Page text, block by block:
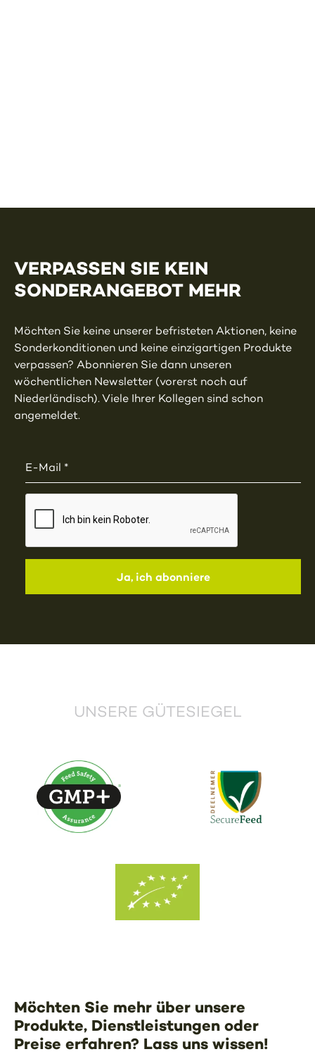
VERPASSEN SIE KEIN
SONDERANGEBOT MEHR
Möchten Sie keine unserer befristeten Aktionen, keine
Sonderkonditionen und keine einzigartigen Produkte
verpassen? Abonnieren Sie dann unseren
wöchentlichen Newsletter (vorerst noch auf
Niederländisch). Viele Ihrer Kollegen sind schon
angemeldet.
UNSERE GÜTESIEGEL
Möchten Sie mehr über unsere
Produkte, Dienstleistungen oder
Preise erfahren? Lass uns wissen!